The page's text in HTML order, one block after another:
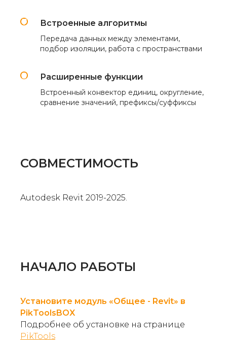
Встроенные алгоритмы
Передача данных между элементами,
подбор изоляции, работа с пространствами
Расширенные функции
Встроенный конвектор единиц, округление,
сравнение значений, префиксы/суффиксы
СОВМЕСТИМОСТЬ
Autodesk Revit 2019-2025.
НАЧАЛО РАБОТЫ
Установите модуль «Общее - Revit» в
PikToolsBOX
Подробнее об установке на странице
PikTools